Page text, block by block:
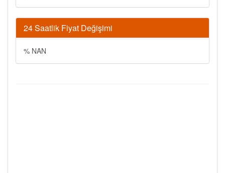
24 Saatlik Fiyat Değişimi
% NAN